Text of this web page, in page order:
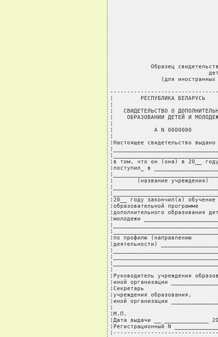
Образец
(для
¦        РЕСПУБЛИКА БЕЛАРУСЬ
¦
¦   СВИДЕТЕЛЬСТВО О
¦    ОБРАЗОВАНИИ ДЕТЕЙ И
¦
¦            А N 0000000
¦
¦Настоящее свидетельство
¦в том, что он (она) в 20__
¦поступил_ в
¦       (название
¦20__ году закончил(а)
¦образовательной
¦дополнительного
¦молодежи
¦по профилю (направлению
¦деятельности)
¦
¦Руководитель учреждения
¦иной организации
¦Секретарь
¦учреждения образования,
¦иной организации
¦
¦М.П.
¦Дата выдачи __
¦Регистрационный N